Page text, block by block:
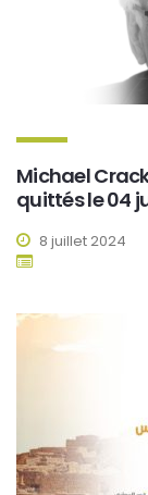
Michael
quittés le 04
8 juillet 2024